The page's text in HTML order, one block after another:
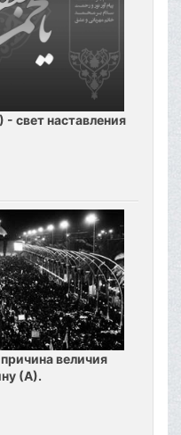
наставления
величия
(А).